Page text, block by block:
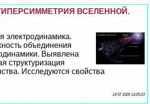
ВСЕЛЕННОЙ.
электродинамика.
объединения
Выявлена
структуризация
Исследуются свойства
14 07 2026 13:29:23